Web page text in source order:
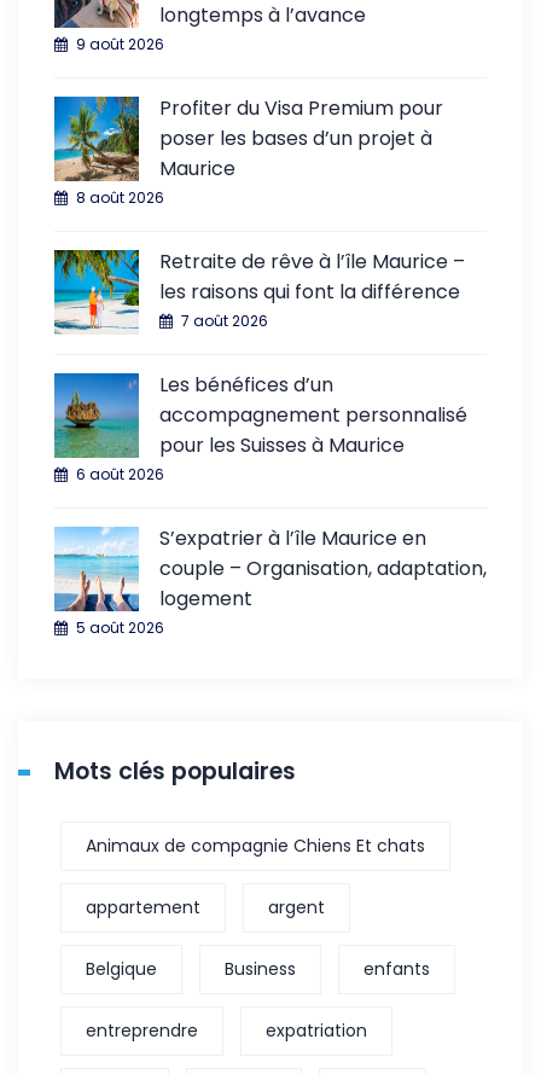
longtemps à l’avance
9 août 2026
Profiter du Visa Premium pour
poser les bases d’un projet à
Maurice
8 août 2026
Retraite de rêve à l’île Maurice –
les raisons qui font la différence
7 août 2026
Les bénéfices d’un
accompagnement personnalisé
pour les Suisses à Maurice
6 août 2026
S’expatrier à l’île Maurice en
couple – Organisation, adaptation,
logement
5 août 2026
Mots clés populaires
Animaux de compagnie Chiens Et chats
appartement argent
Belgique Business enfants
entreprendre expatriation